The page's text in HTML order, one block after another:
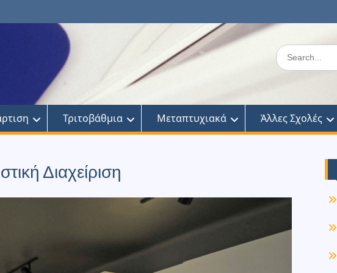
Search
for:
Τριτοβάθμια Μεταπτυχιακά Άλλες Σχολές
Διαχείριση